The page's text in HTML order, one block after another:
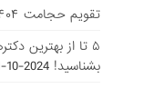
تقویم حجامت ۱۴۰۴
۵ تا از بهترین
بشناسید! 2024-10-21